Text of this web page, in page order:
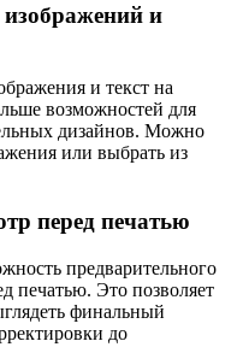
и
и текст на
возможностей для
дизайнов. Можно
или выбрать из
перед печатью
предварительного
печатью. Это позволяет
финальный
до